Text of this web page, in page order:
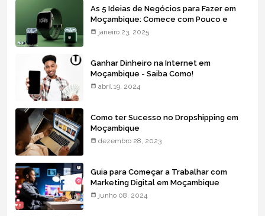
As 5 Ideias de Negócios para Fazer em
Moçambique: Comece com Pouco e
Lucre Mais
janeiro 23, 2025
Ganhar Dinheiro na Internet em
Moçambique - Saiba Como!
abril 19, 2024
Como ter Sucesso no Dropshipping em
Moçambique
dezembro 28, 2023
Guia para Começar a Trabalhar com
Marketing Digital em Moçambique
junho 08, 2024